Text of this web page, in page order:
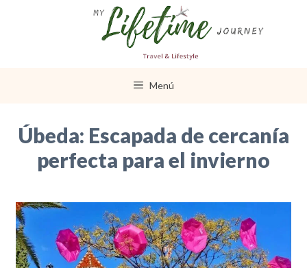
Menú
Úbeda: Escapada de cercanía
perfecta para el invierno